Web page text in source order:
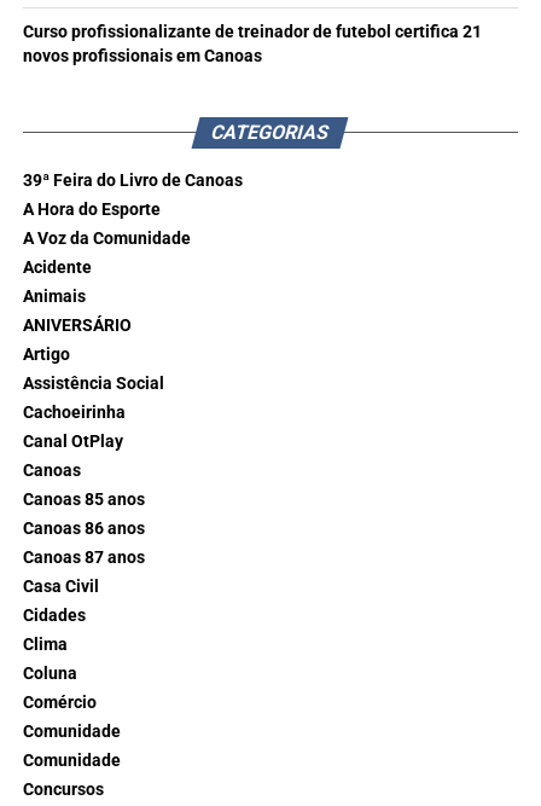
Curso profissionalizante de treinador de futebol certifica 21
novos profissionais em Canoas
CATEGORIAS
39ª Feira do Livro de Canoas
A Hora do Esporte
A Voz da Comunidade
Acidente
Animais
ANIVERSÁRIO
Artigo
Assistência Social
Cachoeirinha
Canal OtPlay
Canoas
Canoas 85 anos
Canoas 86 anos
Canoas 87 anos
Casa Civil
Cidades
Clima
Coluna
Comércio
Comunidade
Comunidade
Concursos